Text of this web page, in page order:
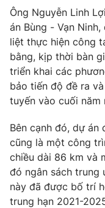
Hitech Công nghệ
Sản phẩm
Thị trường
Tư vấn
Giao lưu trực
Lịch phát sóng
Chuyên mục khác
Emagazine
Photo
Video
Ông Nguyễn Linh
án Bùng - Vạn
liệt thực hiện công
bằng, kịp thời bàn
triển khai các
bảo tiến độ đề ra
tuyến vào cuối năm
Bên cạnh đó, dự án
cũng là một công
chiều dài 86 km và
đó ngân sách trung
này đã được bố trí
trung hạn 2021-